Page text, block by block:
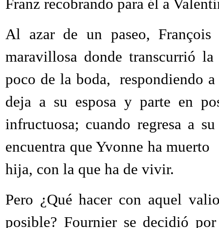
Franz recobrando para él a
Al azar de un paseo,
maravillosa donde transcurrió
poco de la boda, respondiendo
deja a su esposa y parte en
infructuosa; cuando regresa a
encuentra que Yvonne ha
hija, con la que ha de vivir.
Pero ¿Qué hacer con aquel
posible? Fournier se decidió